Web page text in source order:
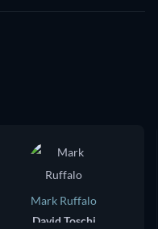
Mark Ruffalo
David Toschi